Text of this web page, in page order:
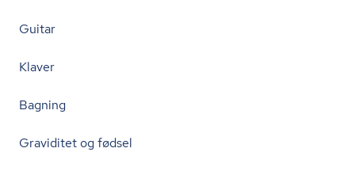
Guitar
Klaver
Bagning
Graviditet og fødsel